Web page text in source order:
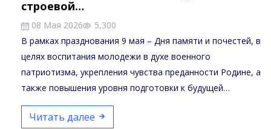
строевой…
08 Мая 2026
5,300
В рамках празднования 9 мая – Дня памяти и почестей, в
целях воспитания молодежи в духе военного
патриотизма, укрепления чувства преданности Родине, а
также повышения уровня подготовки к будущей…
Читать далее